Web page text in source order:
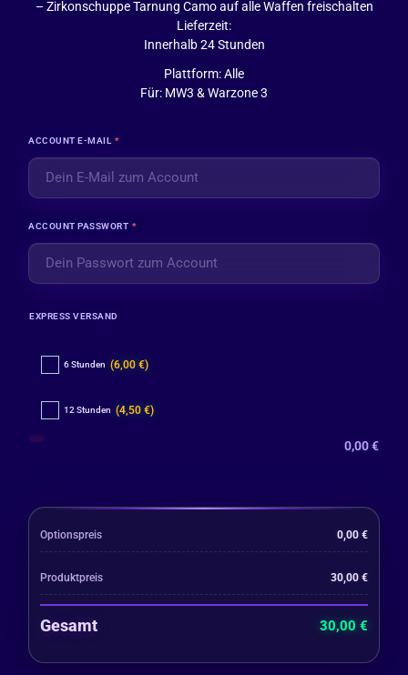
– Zirkonschuppe Tarnung Camo auf alle Waffen freischalten
Lieferzeit:
Innerhalb 24 Stunden
Plattform: Alle
Für: MW3 & Warzone 3
ACCOUNT E-MAIL *
ACCOUNT PASSWORT *
EXPRESS VERSAND
6 Stunden (6,00 €)
12 Stunden (4,50 €)
0,00€
Optionspreis 0,00 €
Produktpreis 30,00 €
Gesamt 30,00 €